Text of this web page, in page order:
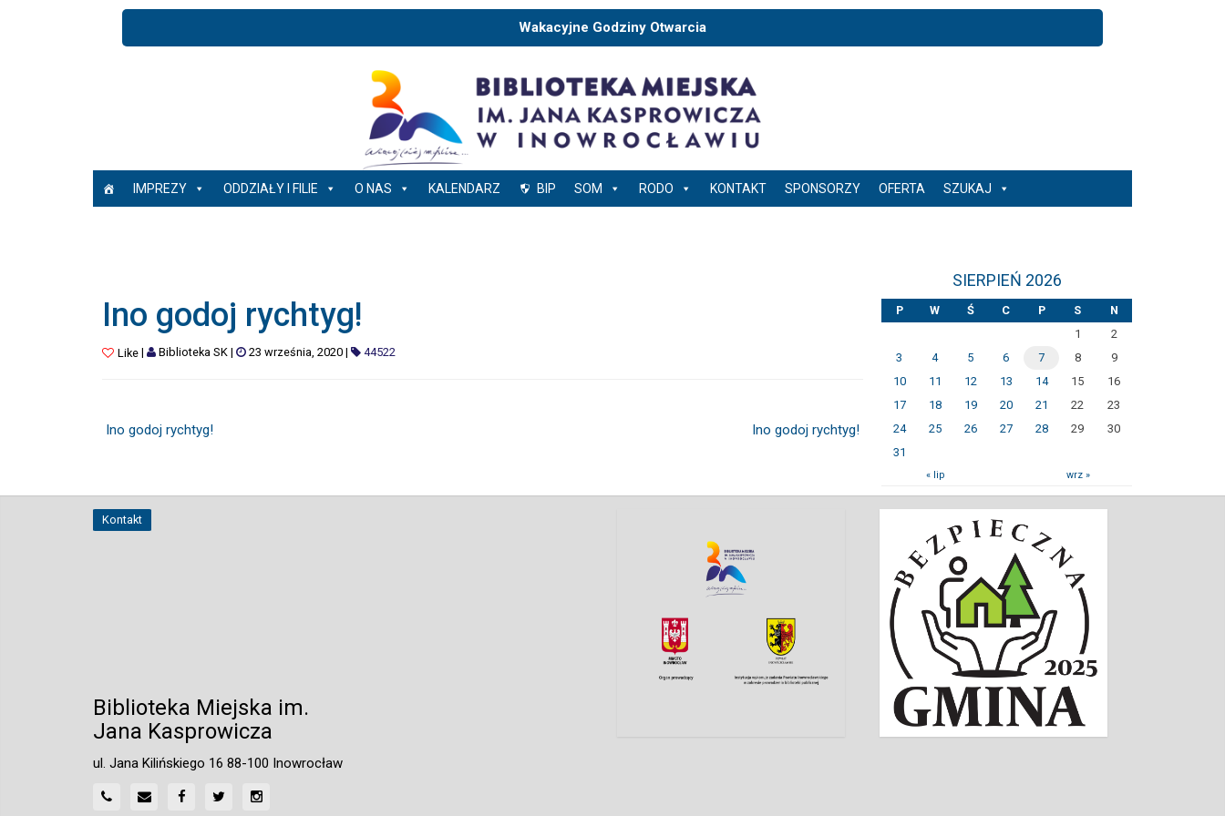
Wakacyjne Godziny Otwarcia
IMPREZY ODDZIAŁY I FILIE O NAS KALENDARZ BIP SOM RODO KONTAKT SPONSORZY OFERTA SZUKAJ
Ino godoj rychtyg!
Like| Biblioteka SK| 23 września, 2020| 44522
Ino godoj rychtyg! Ino godoj rychtyg!
SIERPIEŃ 2026
P W Ś C P S
N
1
2
3
4 5 6 7 8
9
10
11 12 13 14 15
16
17
18 19 20 21 22
23
24
25 26 27 28 29
30
31
« lip wrz »
Kontakt
Biblioteka Miejska im.
Jana Kasprowicza
ul. Jana Kilińskiego 16 88-100 Inowrocław